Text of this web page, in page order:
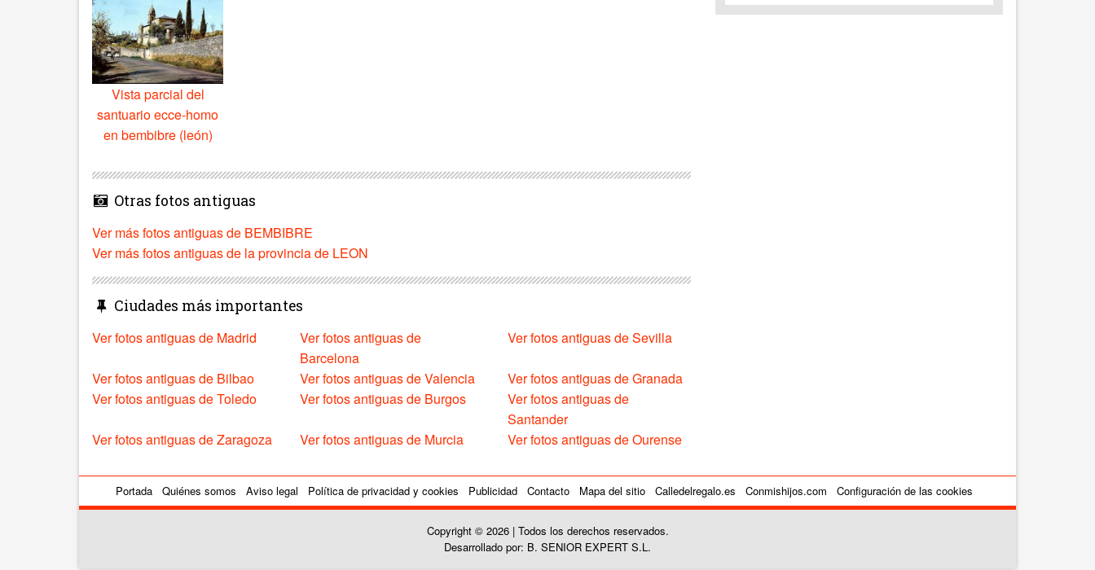
Vista parcial del
santuario ecce-homo
en bembibre (león)
Otras fotos antiguas
Ver más fotos antiguas de BEMBIBRE
Ver más fotos antiguas de la provincia de LEON
Ciudades más importantes
Ver fotos antiguas de Madrid
Ver fotos antiguas de
Barcelona
Ver fotos antiguas de Sevilla
Ver fotos antiguas de Bilbao Ver fotos antiguas de Valencia
Ver fotos antiguas de Granada
Ver fotos antiguas de Toledo
Ver fotos antiguas de Burgos
Ver fotos antiguas de
Santander
Ver fotos antiguas de Zaragoza
Ver fotos antiguas de Murcia Ver fotos antiguas de Ourense
Portada Quiénes somos Aviso legal Política de privacidad y cookies Publicidad Contacto Mapa del sitio Calledelregalo.es Conmishijos.com Configuración de las cookies
Copyright © 2026 | Todos los derechos reservados.
Desarrollado por: B. SENIOR EXPERT S.L.